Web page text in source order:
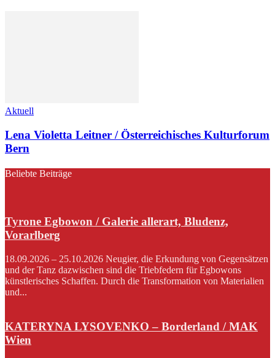
Aktuell
Lena Violetta Leitner / Österreichisches Kulturforum
Bern
Beliebte Beiträge
Tyrone Egbowon / Galerie allerart, Bludenz,
Vorarlberg
18.09.2026 – 25.10.2026 Neugier, die Erkundung von Gegensätzen
und der Tanz dazwischen sind die Triebfedern für Egbowons
künstlerisches Schaffen. Durch die Transformation von Materialien
und...
KATERYNA LYSOVENKO – Borderland / MAK
Wien